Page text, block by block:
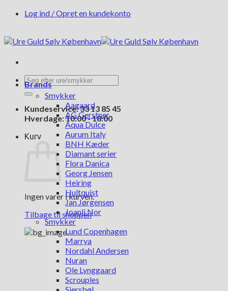
FortsætLog ind / Opret en kundekonto
Søg
efter:
Kundeservice: 33 13 85 45
Hverdage: 10:00 - 18:00
Kurv
Ingen varer i kurven.
Tilbage til shoppen
Brands
Smykker
Aagaard
AG Gerstner
Aqua Dulce
Aurum Italy
BNH Kæder
Diamant serier
Flora Danica
Georg Jensen
Heiring
Hultquist
Jan Jørgensen
Joanli Nor
Smykker
Lund Copenhagen
Marrya
Nordahl Andersen
Nuran
Ole Lynggaard
Scrouples